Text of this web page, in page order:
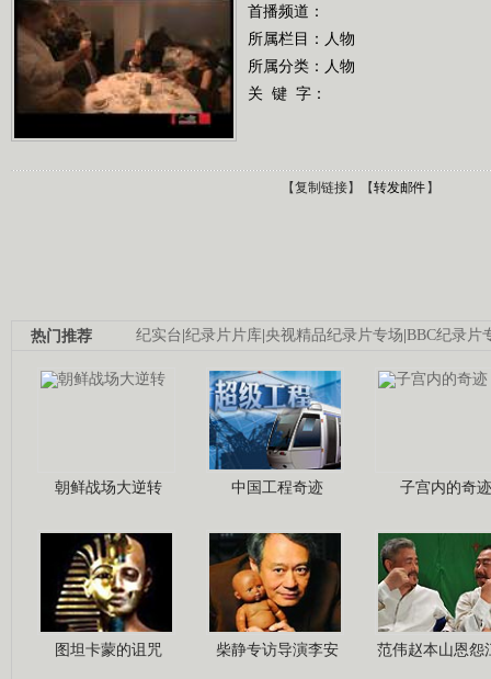
首播频道：
所属栏目： 人物
所属分类：人物
关 键 字：
【复制链接】【转发邮件】
纪实台|纪录片片库|央视精品纪录片专场|BBC纪录片
热门推荐
朝鲜战场大逆转 中国工程奇迹 子宫内的奇迹
图坦卡蒙的诅咒 柴静专访导演李安 范伟赵本山恩怨